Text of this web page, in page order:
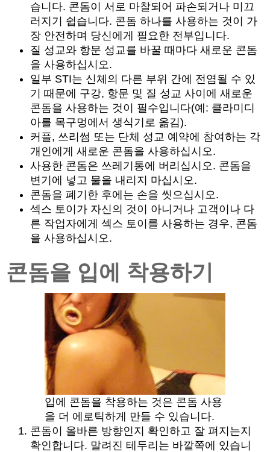
습니다. 콘돔이 서로 마찰되어 파손되거나 미끄
러지기 쉽습니다. 콘돔 하나를 사용하는 것이 가
장 안전하며 당신에게 필요한 전부입니다.
질 성교와 항문 성교를 바꿀 때마다 새로운 콘돔
을 사용하십시오.
일부 STI는 신체의 다른 부위 간에 전염될 수 있
기 때문에 구강, 항문 및 질 성교 사이에 새로운
콘돔을 사용하는 것이 필수입니다(예: 클라미디
아를 목구멍에서 생식기로 옮김).
커플, 쓰리썸 또는 단체 성교 예약에 참여하는 각
개인에게 새로운 콘돔을 사용하십시오.
사용한 콘돔은 쓰레기통에 버리십시오. 콘돔을
변기에 넣고 물을 내리지 마십시오.
콘돔을 폐기한 후에는 손을 씻으십시오.
섹스 토이가 자신의 것이 아니거나 고객이나 다
른 작업자에게 섹스 토이를 사용하는 경우, 콘돔
을 사용하십시오.
콘돔을 입에 착용하기
입에 콘돔을 착용하는 것은 콘돔 사용
을 더 에로틱하게 만들 수 있습니다.
콘돔이 올바른 방향인지 확인하고 잘 펴지는지
확인합니다. 말려진 테두리는 바깥쪽에 있습니